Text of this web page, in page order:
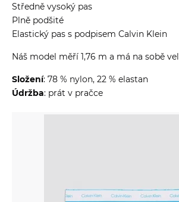
Středně vysoký pas
Plně podšité
Elastický pas s podpisem Calvin Klein
Náš model měří 1,76 m a má na sobě
Složení: 78 % nylon, 22 % elastan
Údržba: prát v pračce